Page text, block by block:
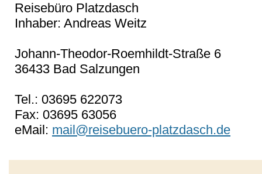
Reisebüro Platzdasch
Inhaber: Andreas Weitz
Johann-Theodor-Roemhildt-Straße 6
36433 Bad Salzungen
Tel.: 03695 622073
Fax: 03695 63056
eMail: mail@reisebuero-platzdasch.de